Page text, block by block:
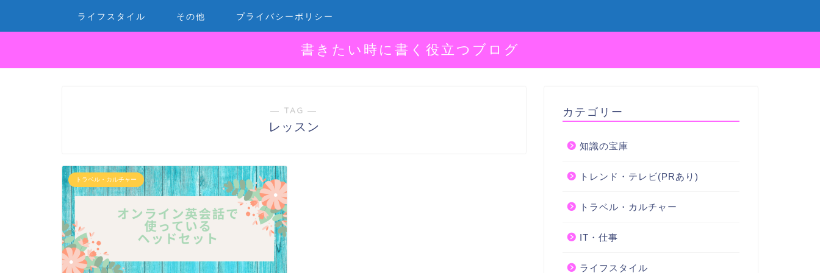
ライフスタイル その他 プライバシーポリシー
書きたい時に書く役立つブログ
― TAG ―
レッスン
トラベル・カルチャー
カテゴリー
知識の宝庫
トレンド・テレビ(PRあり)
トラベル・カルチャー
IT・仕事
ライフスタイル